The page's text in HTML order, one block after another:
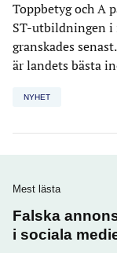
Toppbetyg och A
ST-utbildningen i
granskades
är landets bästa
NYHET
Mest lästa
Falska
i sociala